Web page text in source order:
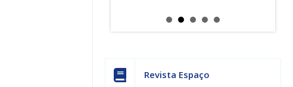
Revista Espaço